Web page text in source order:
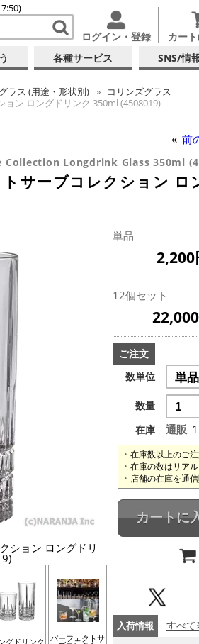
ログイン・登録 カー
各種サービス SNS/情
グラス (用途・形状別)
コリンズグラス
ン ロングドリンク 350ml (4508019)
前
Collection Longdrink Glass 350ml
サーブコレクション ロ
ション ロングドリ
グドリンク パーフェクトサ
単品
2,200
12個セット
ご注文
数単位
数量
在庫
通販
在庫数以上のご
在庫の数はリア
店舗の在庫を通
カートに
入荷情報 すべて